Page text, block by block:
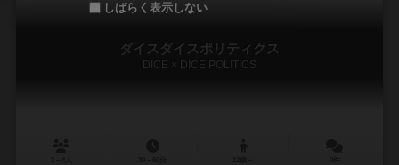
ダイスダイスポリティクス
DICE × DICE POLITICS
しばらく表示しない